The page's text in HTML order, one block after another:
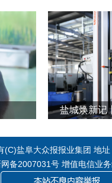
(C)盐阜大众报报业集团 地
备2007031号 增值电信业